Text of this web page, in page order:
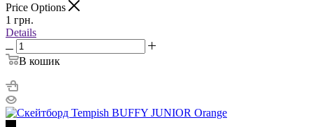
Price Options
1 грн.
Details
В кошик